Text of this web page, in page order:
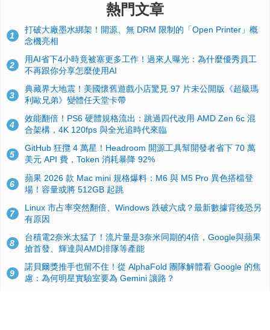
熱門文章
1
打破大廠墨水綁架！開源、無 DRM 限制的「Open Printer」概
念機亮相
2
用AI省下4小時竟被塞更多工作！過來人曝光：為什麼優秀員工
不再跟你分享怎麼使用AI
3
典藏界大地震！美國懷舊遊戲小店驚見 97 片未公開版《超級瑪
利歐兄弟》變體任天堂卡帶
4
效能翻倍！PS6 硬體規格流出：跳過四代改用 AMD Zen 6c 混
合架構，4K 120fps 與全光追時代來臨
5
GitHub 狂攬 4 萬星！Headroom 開源工具幫開發者省下 70 萬
美元 API 費，Token 消耗暴降 92%
6
蘋果 2026 款 Mac mini 規格爆料：M6 與 M5 Pro 異色搭檔登
場！容量或將 512GB 起跳
7
Linux 市占率突然翻倍、Windows 跌破六成？最新數據背後恐另
有原因
8
台積電2奈米太猛了！流片量是3奈米同期的4倍，Google與蘋果
搶首發、輝達與AMD排隊等產能
9
諾貝爾獎推手也留不住！從 AlphaFold 團隊解體看 Google 的焦
慮：為何明星實驗室要為 Gemini 讓路？